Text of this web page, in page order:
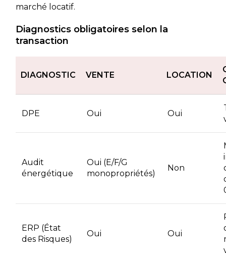
marché locatif.
Diagnostics obligatoires selon la
transaction
DIAGNOSTIC VENTE LOCATION
DPE Oui Oui
Audit
énergétique
Oui (E/F/G
monopropriétés)
Non
ERP (État
des Risques)
Oui Oui